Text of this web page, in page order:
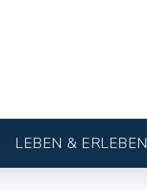
LEBEN & ERLEBEN